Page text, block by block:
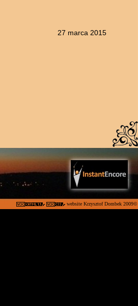
27 marca 2015
website Krzysztof Dombek 2009©